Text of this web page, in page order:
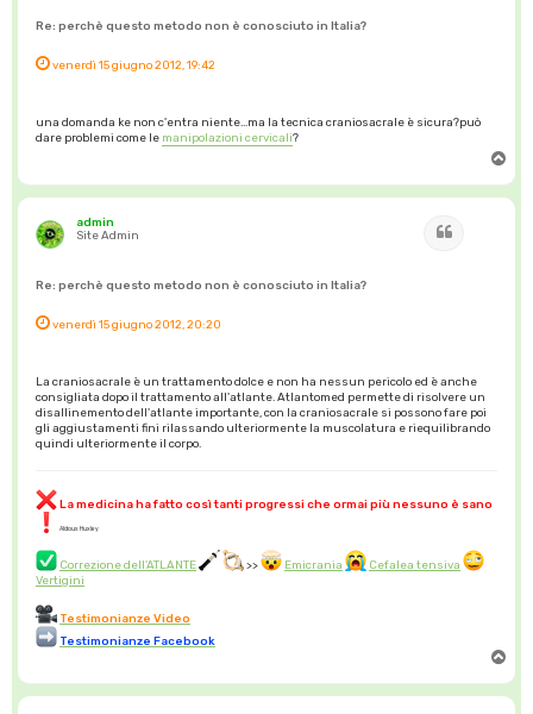
Re: perchè questo metodo non è conosciuto in Italia?
venerdì 15 giugno 2012, 19:42
una domanda ke non c'entra niente...ma la tecnica craniosacrale è sicura?può
dare problemi come le manipolazioni cervicali?
p
admin
Site Admin
Re: perchè questo metodo non è conosciuto in Italia?
venerdì 15 giugno 2012, 20:20
La craniosacrale è un trattamento dolce e non ha nessun pericolo ed è anche
consigliata dopo il trattamento all'atlante. Atlantomed permette di risolvere un
disallinemento dell'atlante importante, con la craniosacrale si possono fare poi
gli aggiustamenti fini rilassando ulteriormente la muscolatura e riequilibrando
quindi ulteriormente il corpo.
La medicina ha fatto così tanti progressi che ormai più nessuno è sano
Aldous Huxley
Correzione dell'ATLANTE >> Emicrania
Cefalea tensiva
Vertigini
Testimonianze Video
Testimonianze Facebook
p